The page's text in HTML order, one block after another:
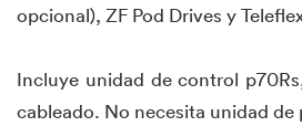
opcional), ZF Pod Drives y
Incluye unidad de control
cableado. No necesita unidad de